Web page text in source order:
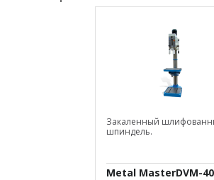
Закаленный
шпиндель.
Metal MasterDVM-40